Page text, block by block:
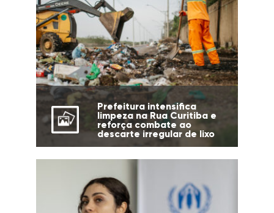
Prefeitura intensifica
limpeza na Rua Curitiba e
reforça combate ao
descarte irregular de lixo